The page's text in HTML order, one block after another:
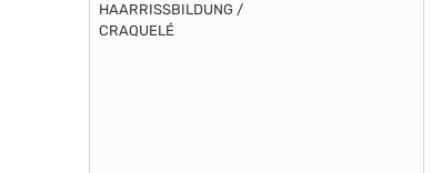
HAARRISSBILDUNG /
CRAQUELÉ